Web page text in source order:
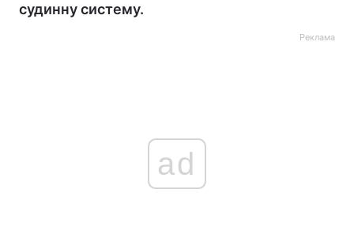
судинну систему.
Реклама
ad